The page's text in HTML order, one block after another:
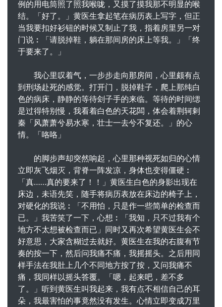
例的用电筒照了照我喉咙，又摸了摸我那不明显的喉
结。「好了。」黄医生拿起笔在病历表上写字，但正
当我要扣好衫钮的时候又制止了我，指着房里另一对
门说︰「请脱掉鞋，躺在那间房的床上等我。」「终
于要来了。」
我心里叹着气，一步步走向那房间，心里颇有点
到刑场赴死的感觉。打开门，脱掉鞋子，爬上那纯白
色的病床，静静的等待刽子手的来临。等待的时间缌
是过得特别慢，我看着白色的天花闆，体会着荆轲剌
秦「风萧萧兮易水寒，壮士一去兮不复还。」的心
情。「咯咯」
的脚步声却突然响起，心里那种视死如归的心情
立即灰飞烟灭，背脊一阵发凉，身体也变得僵硬︰
「真……真的要来了！！」黄医生白色的身影出现在
床边，未语先笑，随手将病历表放在床边的椅子上，
对硬化的我说︰「不用怕，只是作一些简单的检查而
已。」我苦笑了一下，心想︰「我知，只不过我有个
地方不太想被检查而已」同时又再次希望黄医生会不
好意思，大家含糊过去就好。黄医生在我的右腹有节
奏的按一下，然后问我痛不痛，我摇摇头。之后用同
样手法在我肚上几个不同地方按了按，又问我痛不
痛，我同样以摇头答覆。「嗯，起来吧，差不多
了。」听到黄医生叫我起来，我有点不相信自己的耳
朵，我最害怕的事竟然没有发生。心情立即变成万里